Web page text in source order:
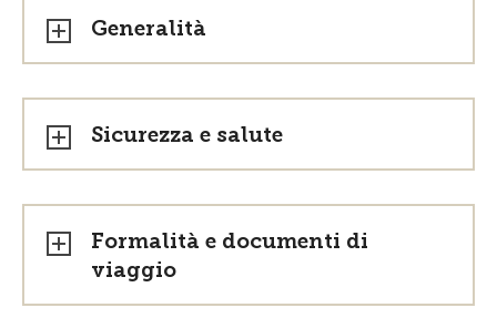
Generalità
Sicurezza e salute
Formalità e documenti di
viaggio